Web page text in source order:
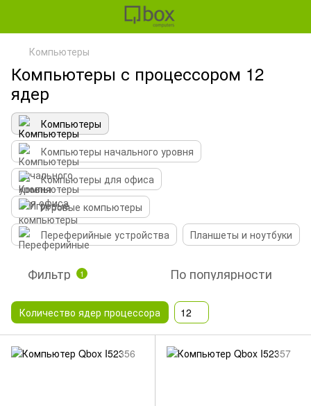
Компьютеры
Компьютеры с процессором 12
ядер
Компьютеры
Компьютеры начального уровня
Компьютеры для офиса
Игровые компьютеры
Переферийные устройства
Планшеты и ноутбуки
Фильтр 1 По популярности
Количество ядер процессора 12